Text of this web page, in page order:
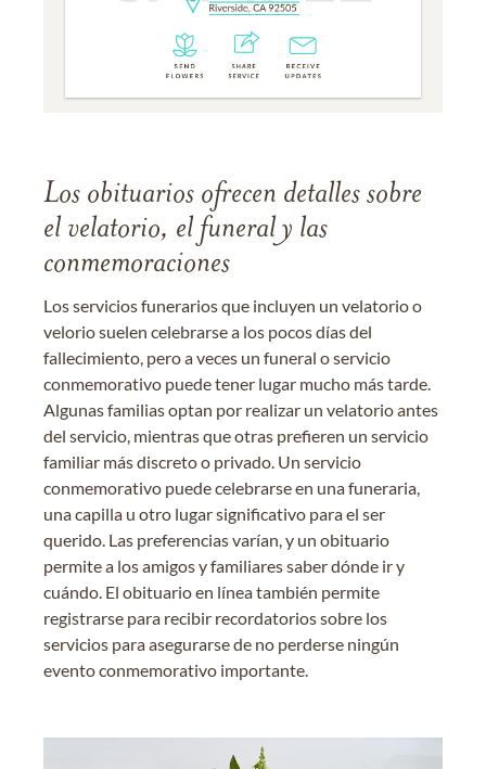
Los obituarios ofrecen detalles sobre
el velatorio, el funeral y las
conmemoraciones
Los servicios funerarios que incluyen un velatorio o
velorio suelen celebrarse a los pocos días del
fallecimiento, pero a veces un funeral o servicio
conmemorativo puede tener lugar mucho más tarde.
Algunas familias optan por realizar un velatorio antes
del servicio, mientras que otras prefieren un servicio
familiar más discreto o privado. Un servicio
conmemorativo puede celebrarse en una funeraria,
una capilla u otro lugar significativo para el ser
querido. Las preferencias varían, y un obituario
permite a los amigos y familiares saber dónde ir y
cuándo. El obituario en línea también permite
registrarse para recibir recordatorios sobre los
servicios para asegurarse de no perderse ningún
evento conmemorativo importante.